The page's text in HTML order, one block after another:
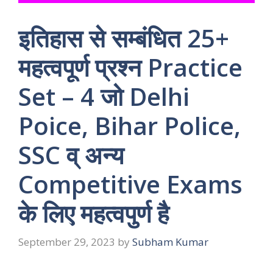
इतिहास से सम्बंधित 25+
महत्वपूर्ण प्रश्न Practice
Set – 4 जो Delhi
Poice, Bihar Police,
SSC व् अन्य
Competitive Exams
के लिए महत्वपुर्ण है
September 29, 2023 by Subham Kumar